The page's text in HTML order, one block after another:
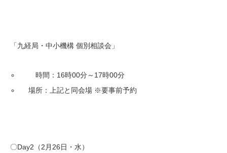
「九経局・中小機構 個別相談会」
時間：16時00分～17時00分
場所：上記と同会場 ※要事前予約
〇Day2（2月26日・水）